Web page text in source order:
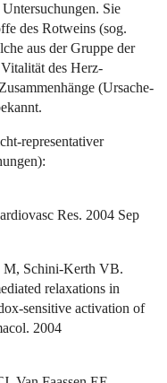
Sie
des Rotweins (sog.
aus der Gruppe der
des Herz-
(Ursache-
representativer
Res. 2004 Sep
M, Schini-Kerth VB.
relaxations in
sensitive activation of
2004